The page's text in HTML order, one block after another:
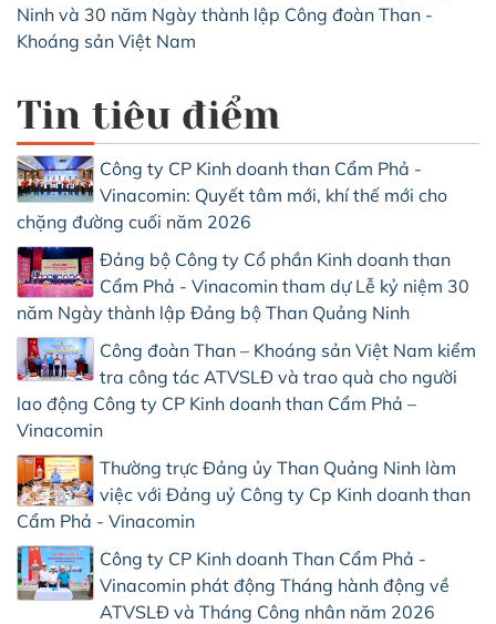
Ninh và 30 năm Ngày thành lập Công đoàn Than -
Khoáng sản Việt Nam
Tin tiêu điểm
Công ty CP Kinh doanh than Cẩm Phả -
Vinacomin: Quyết tâm mới, khí thế mới cho
chặng đường cuối năm 2026
Đảng bộ Công ty Cổ phần Kinh doanh than
Cẩm Phả - Vinacomin tham dự Lễ kỷ niệm 30
năm Ngày thành lập Đảng bộ Than Quảng Ninh
Công đoàn Than – Khoáng sản Việt Nam kiểm
tra công tác ATVSLĐ và trao quà cho người
lao động Công ty CP Kinh doanh than Cẩm Phả –
Vinacomin
Thường trực Đảng ủy Than Quảng Ninh làm
việc với Đảng uỷ Công ty Cp Kinh doanh than
Cẩm Phả - Vinacomin
Công ty CP Kinh doanh Than Cẩm Phả -
Vinacomin phát động Tháng hành động về
ATVSLĐ và Tháng Công nhân năm 2026